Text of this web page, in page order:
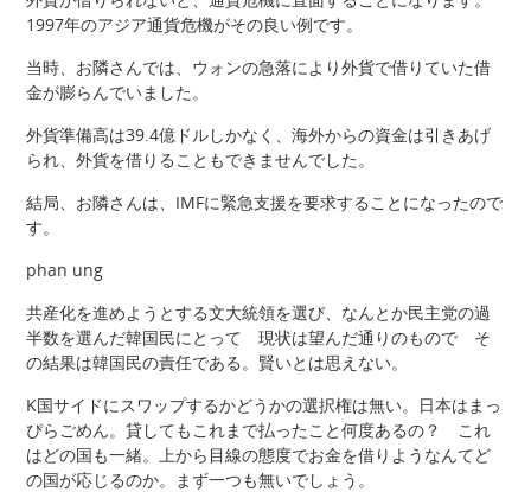
1997年のアジア通貨危機がその良い例です。
当時、お隣さんでは、ウォンの急落により外貨で借りていた借
金が膨らんでいました。
外貨準備高は39.4億ドルしかなく、海外からの資金は引きあげ
られ、外貨を借りることもできませんでした。
結局、お隣さんは、IMFに緊急支援を要求することになったので
す。
phan ung
共産化を進めようとする文大統領を選び、なんとか民主党の過
半数を選んだ韓国民にとって 現状は望んだ通りのもので そ
の結果は韓国民の責任である。賢いとは思えない。
K国サイドにスワップするかどうかの選択権は無い。日本はまっ
ぴらごめん。貸してもこれまで払ったこと何度あるの？ これ
はどの国も一緒。上から目線の態度でお金を借りようなんてど
の国が応じるのか。まず一つも無いでしょう。